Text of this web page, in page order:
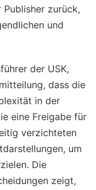
zurück,
und
der USK,
dass die
in der
eine Freigabe für
verzichteten
um
Die
zeigt,